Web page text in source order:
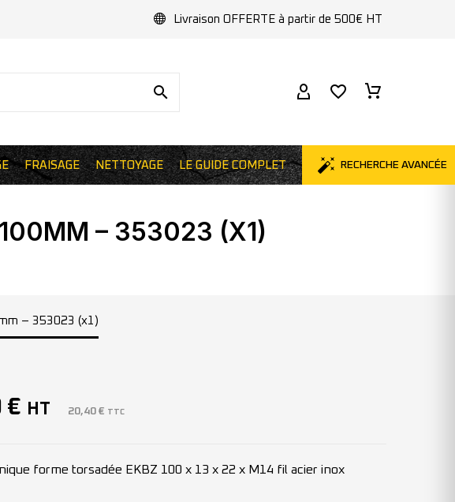
Livraison OFFERTE à partir de 500€ HT
FRAISAGE NETTOYAGE LE GUIDE COMPLET RECHERCHE AVANCÉE
100MM – 353023 (X1)
– 353023 (x1)
€ HT 20,40 € TTC
forme torsadée EKBZ 100 x 13 x 22 x M14 fil acier inox